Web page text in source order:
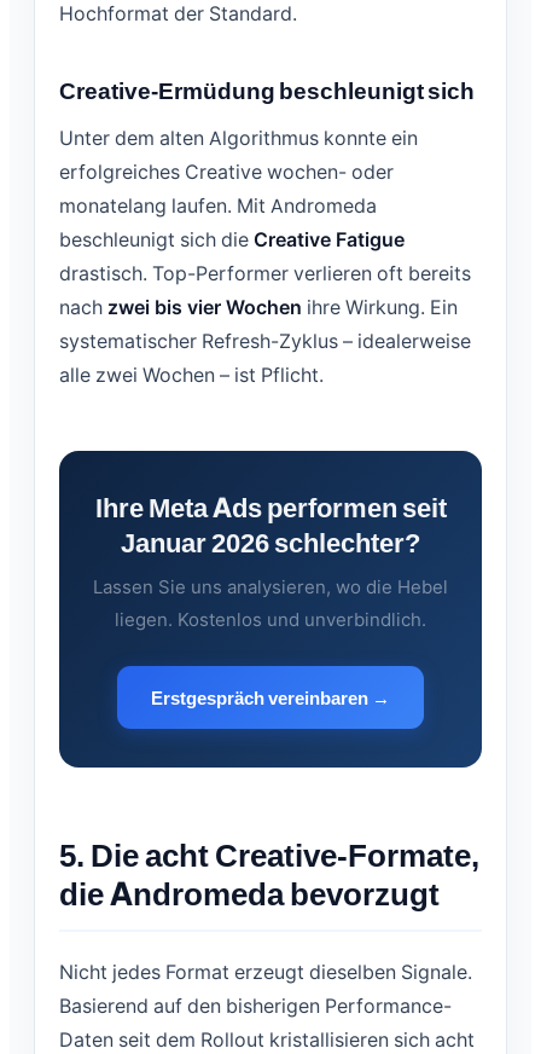
Hochformat der Standard.
Creative-Ermüdung beschleunigt sich
Unter dem alten Algorithmus konnte ein
erfolgreiches Creative wochen- oder
monatelang laufen. Mit Andromeda
beschleunigt sich dieCreative Fatigue
drastisch. Top-Performer verlieren oft bereits
nach zwei bis vier Wochen ihre Wirkung. Ein
systematischer Refresh-Zyklus – idealerweise
alle zwei Wochen – ist Pflicht.
Ihre Meta Ads performen seit
Januar 2026 schlechter?
Lassen Sie uns analysieren, wo die Hebel
liegen. Kostenlos und unverbindlich.
Erstgespräch vereinbaren →
5. Die acht Creative-Formate,
die Andromeda bevorzugt
Nicht jedes Format erzeugt dieselben Signale.
Basierend auf den bisherigen Performance-
Daten seit dem Rollout kristallisieren sich acht